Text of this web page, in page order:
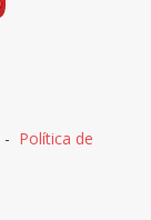
- Política de